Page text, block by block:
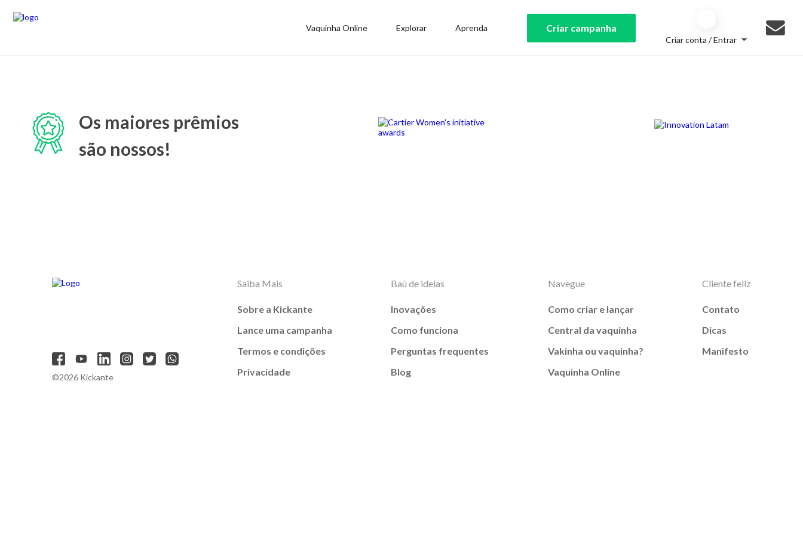
Vaquinha Online Explorar Aprenda Criar campanha
Criar conta / Entrar
Os maiores prêmios
são nossos!
©2026 Kickante
Saiba Mais
Sobre a Kickante
Lance uma campanha
Termos e condições
Privacidade
Baú de ideias
Inovações
Como funciona
Perguntas frequentes
Blog
Navegue
Como criar e lançar
Central da vaquinha
Vakinha ou vaquinha?
Vaquinha Online
Cliente feliz
Contato
Dicas
Manifesto